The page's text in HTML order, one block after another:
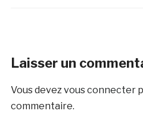
Laisser un
Vous devez vous connecter
commentaire.